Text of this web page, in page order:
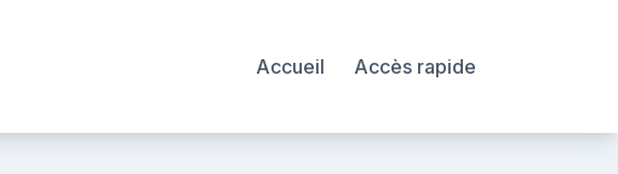
Accueil Accès rapide